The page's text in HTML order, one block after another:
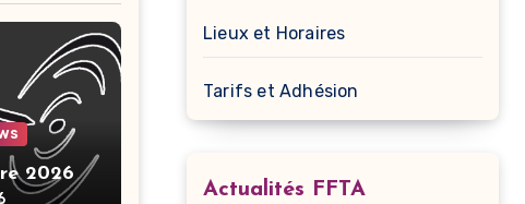
2026
Lieux et Horaires
Tarifs et Adhésion
Actualités FFTA